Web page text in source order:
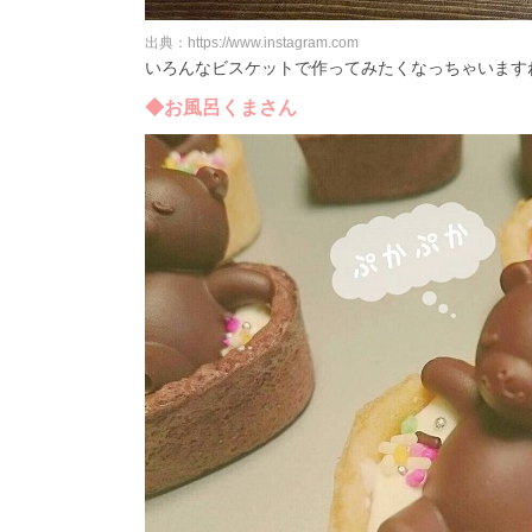
出典：https://www.instagram.com
いろんなビスケットで作ってみたくなっちゃいます
◆お風呂くまさん